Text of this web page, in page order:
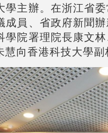
主辦。在浙江省
員、省政府新聞
院署理院長康文
向香港科技大學副